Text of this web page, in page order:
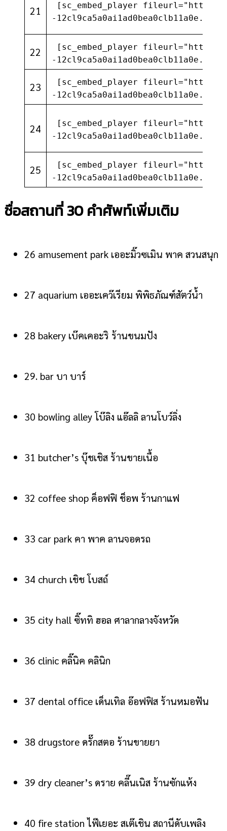
21
[sc_embed_player
-
22
[sc_embed_player
-
23
[sc_embed_player
-
24
[sc_embed_player
-
25
[sc_embed_player
-
ชื่อสถานที่ 30 คำศัพท์เพิ่มเติม
26 amusement park เออะมิ๊วซเมิน พาค สวนสนุก
27 aquarium เออะเคว๊เรียม พิพิธภัณฑ์สัตว์น้ำ
28 bakery เบ๊คเคอะริ ร้านขนมปัง
29. bar บา บาร์
30 bowling alley โบ๊ลิง แอ๊ลลิ ลานโบว์ลิ่ง
31 butcher’s บุ๊ชเชิส ร้านขายเนื้อ
32 coffee shop ค็อฟฟิ ช็อพ ร้านกาแฟ
33 car park คา พาค ลานจอดรถ
34 church เชิช โบสถ์
35 city hall ซิ๊ททิ ฮอล ศาลากลางจังหวัด
36 clinic คลิ๊นิค คลินิก
37 dental office เด็นเทิล อ๊อฟฟิส ร้านหมอฟัน
38 drugstore ดรั๊กสตอ ร้านขายยา
39 dry cleaner’s ดราย คลี๊นเนิส ร้านซักแห้ง
40 fire station ไฟ๊เยอะ สเต๊เชิน สถานีดับเพลิง